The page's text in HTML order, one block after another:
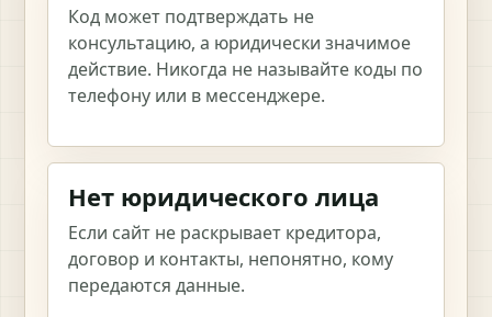
Код может подтверждать не
консультацию, а юридически значимое
действие. Никогда не называйте коды по
телефону или в мессенджере.
Нет юридического лица
Если сайт не раскрывает кредитора,
договор и контакты, непонятно, кому
передаются данные.